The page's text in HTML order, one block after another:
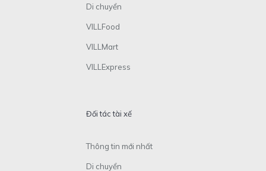
Di chuyển
VILLFood
VILLMart
VILLExpress
Đối tác tài xế
Thông tin mới nhất
Di chuyển